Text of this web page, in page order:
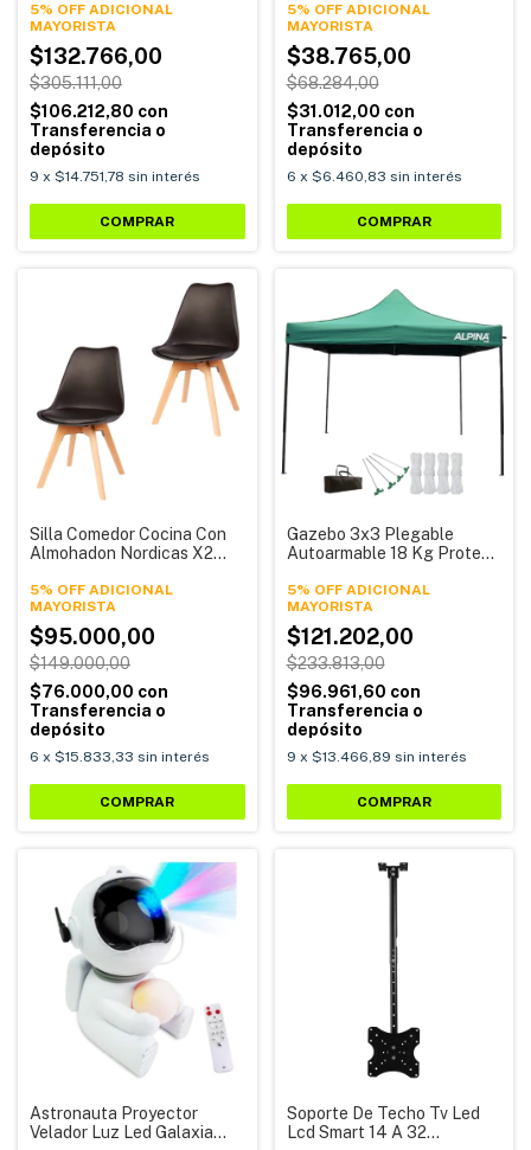
5% OFF ADICIONAL
$132.766,00
$305.111,00
$106.212,80 con
Transferencia o
depósito
9 x $14.751,78 sin interés
COMPRAR
5% OFF ADICIONAL
$38.765,00
$68.284,00
$31.012,00 con
Transferencia o
depósito
6 x $6.460,83 sin interés
Silla Comedor Cocina Con
Almohadon Nordicas X2
Alpina
5% OFF ADICIONAL
$95.000,00
$149.000,00
$76.000,00 con
Transferencia o
depósito
6 x $15.833,33 sin interés
COMPRAR
Gazebo 3x3 Plegable
Autoarmable 18 Kg Protent
5% OFF ADICIONAL
$121.202,00
$233.813,00
$96.961,60 con
Transferencia o
depósito
9 x $13.466,89 sin interés
COMPRAR
Astronauta Proyector
Velador Luz Led Galaxia
Soporte De Techo Tv Led
Lcd Smart 14 A 32